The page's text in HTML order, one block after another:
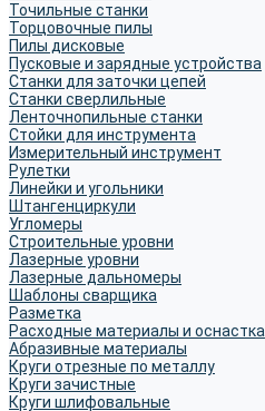
Точильные станки
Торцовочные пилы
Пилы дисковые
Пусковые и зарядные устройства
Станки для заточки цепей
Станки сверлильные
Ленточнопильные станки
Стойки для инструмента
Измерительный инструмент
Рулетки
Линейки и угольники
Штангенциркули
Угломеры
Строительные уровни
Лазерные уровни
Лазерные дальномеры
Шаблоны сварщика
Разметка
Расходные материалы и оснастка
Абразивные материалы
Круги отрезные по металлу
Круги зачистные
Круги шлифовальные